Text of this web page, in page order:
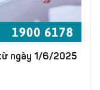
ngày 1/6/2025